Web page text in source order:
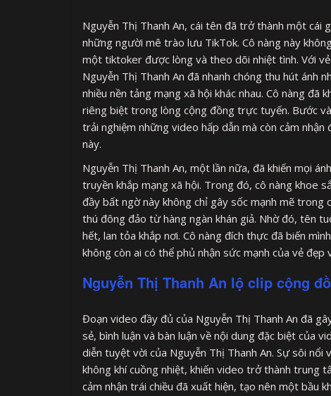
Nguyễn Thị Thanh An, cái tên đã trở thành một
những người mê trào lưu TikTok. Cô nàng này
một tiktoker được lòng và theo dõi nhiệt tình. Với
Nguyễn Thị Thanh An đã nhanh chóng thu hút
nhiều nền tảng mạng xã hội khác nhau. Cô nàng đã
riêng biệt trong lòng cộng đồng trực tuyến. Bước
trải nghiệm những video hấp dẫn mà còn cảm
này.
Nguyễn Thị Thanh An, một lần nữa, đã khiến mọi
truyền khắp mạng xã hội. Trong đó, cô nàng khoe
đầy bất ngờ này không chỉ gây sốc mạnh mẽ
thú đông đảo từ hàng ngàn khán giả. Nhờ đó, tên
hết, lan tỏa khắp nơi. Cô nàng đích thực đã biến
không còn ai có thể phủ nhận sức mạnh của vẻ đẹp
Nguyễn Thị Thanh An lộ clip cộng
Đoạn video đầy đủ của Nguyễn Thị Thanh An đã
sẻ, bình luận và bàn luận về nội dung đặc biệt của
diễn tuyệt vời của Nguyễn Thị Thanh An. Sự sôi
không khí cuồng nhiệt, khiến video trở thành trung
cảm nhận trái chiều đã xuất hiện, tạo nên một bầu